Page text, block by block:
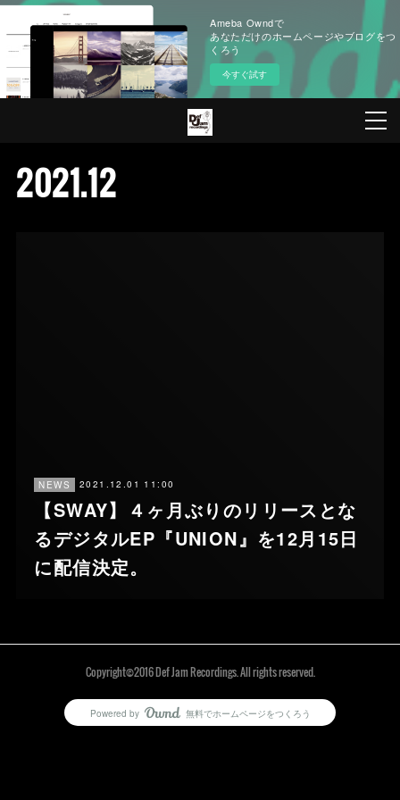
Ameba Owndで
あなただけのホームページやブログをつ
くろう
今すぐ試す
2021.12
NEWS 2021.12.01 11:00
【SWAY】４ヶ月ぶりのリリースとな
るデジタルEP『UNION』を12月15日
に配信決定。
Copyright©2016 Def Jam Recordings. All rights reserved.
Powered by AmebaOwnd
無料でホームページをつくろう